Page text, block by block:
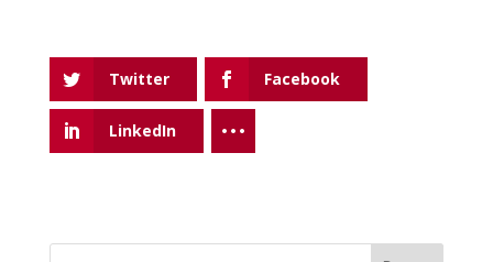
Twitter Facebook
LinkedIn